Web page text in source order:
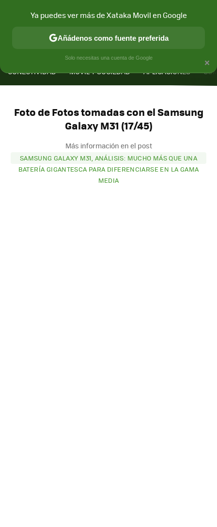
CONECTIVIDAD MÓVIL Y SOCIEDAD APLICACIONES
Foto de Fotos tomadas con el Samsung
Galaxy M31 (17/45)
Más información en el post
SAMSUNG GALAXY M31, ANÁLISIS: MUCHO MÁS QUE UNA
BATERÍA GIGANTESCA PARA DIFERENCIARSE EN LA GAMA
MEDIA
×
Ya puedes ver más de Xataka Movil en Google
Añádenos como fuente preferida
Solo necesitas una cuenta de Google